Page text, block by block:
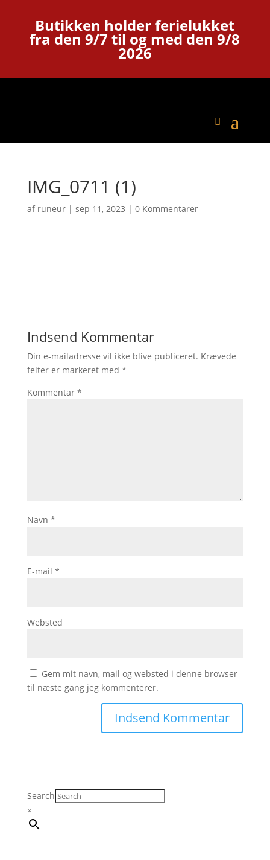
Butikken holder ferielukket
fra den 9/7 til og med den 9/8
2026
IMG_0711 (1)
af runeur| sep 11, 2023 | 0 Kommentarer
Indsend Kommentar
Din e-mailadresse vil ikke blive publiceret. Krævede
felter er markeret med *
Kommentar *
Navn *
E-mail *
Websted
Gem mit navn, mail og websted i denne browser
til næste gang jeg kommenterer.
Search
×